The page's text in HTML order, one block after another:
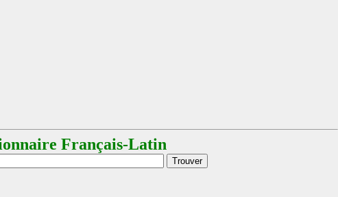
Français-Latin